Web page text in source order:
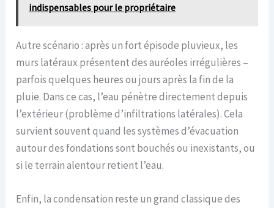
indispensables pour le propriétaire
Autre scénario : après un fort épisode pluvieux, les
murs latéraux présentent des auréoles irrégulières –
parfois quelques heures ou jours après la fin de la
pluie. Dans ce cas, l’eau pénètre directement depuis
l’extérieur (problème d’infiltrations latérales). Cela
survient souvent quand les systèmes d’évacuation
autour des fondations sont bouchés ou inexistants, ou
si le terrain alentour retient l’eau.
Enfin, la condensation reste un grand classique des